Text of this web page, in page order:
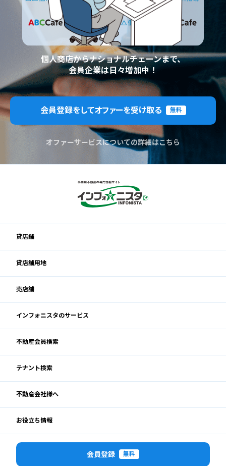
閉じる
個人商店からナショナルチェーンまで、
会員企業は日々増加中！
会員登録をしてオファーを受け取る 無料
オファーサービスについての詳細はこちら
貸店舗
貸店舗用地
売店舗
インフォニスタのサービス
不動産会員検索
テナント検索
不動産会社様へ
お役立ち情報
会員登録 無料